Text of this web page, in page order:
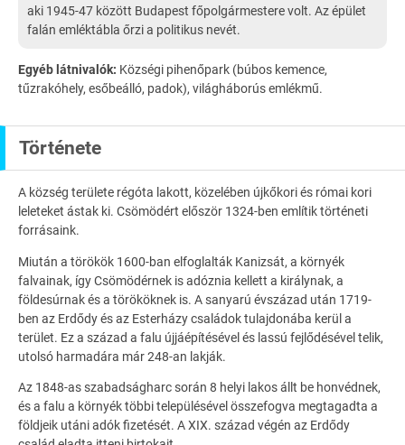
aki 1945-47 között Budapest főpolgármestere volt. Az épület
falán emléktábla őrzi a politikus nevét.
Egyéb látnivalók: Községi pihenőpark (búbos kemence,
tűzrakóhely, esőbeálló, padok), világháborús emlékmű.
Története
A község területe régóta lakott, közelében újkőkori és római kori
leleteket ástak ki. Csömödért először 1324-ben említik történeti
forrásaink.
Miután a törökök 1600-ban elfoglalták Kanizsát, a környék
falvainak, így Csömödérnek is adóznia kellett a királynak, a
földesúrnak és a törököknek is. A sanyarú évszázad után 1719-
ben az Erdődy és az Esterházy családok tulajdonába kerül a
terület. Ez a század a falu újjáépítésével és lassú fejlődésével telik,
utolsó harmadára már 248-an lakják.
Az 1848-as szabadságharc során 8 helyi lakos állt be honvédnek,
és a falu a környék többi településével összefogva megtagadta a
földjeik utáni adók fizetését. A XIX. század végén az Erdődy